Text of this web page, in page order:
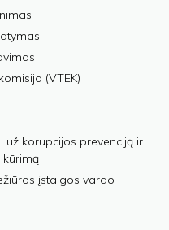
(VTEK)
už korupcijos prevenciją ir
įstaigos vardo